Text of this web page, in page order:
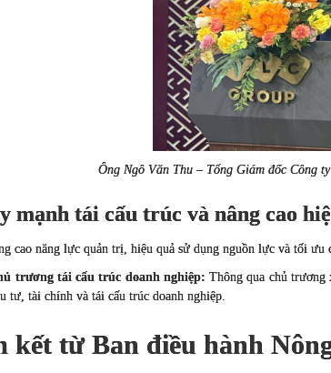
Ông Ngô Văn Thu – Tổng Giám đốc Công
mạnh tái cấu trúc và nâng cao
cao năng lực quản trị, hiệu quả sử dụng nguồn lực và tối
trương tái cấu trúc doanh nghiệp: Thông qua chủ trương
tư, tài chính và tái cấu trúc doanh nghiệp.
kết từ Ban điều hành